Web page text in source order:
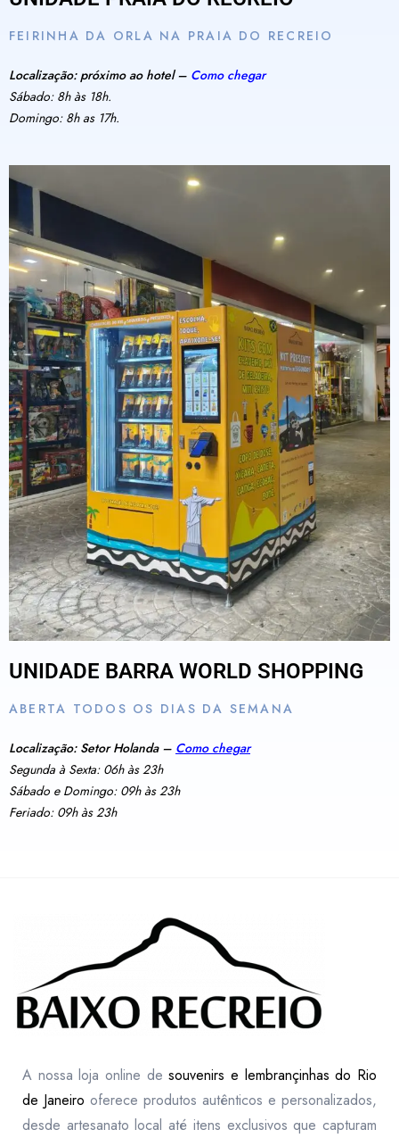
FEIRINHA DA ORLA NA PRAIA DO RECREIO
Localização: próximo ao hotel – Como chegar
Sábado: 8h às 18h.
Domingo: 8h as 17h.
UNIDADE BARRA WORLD SHOPPING
ABERTA TODOS OS DIAS DA SEMANA
Localização: Setor Holanda – Como chegar
Segunda à Sexta: 06h às 23h
Sábado e Domingo: 09h às 23h
Feriado: 09h às 23h
A nossa loja online desouvenirs e lembrançinhas do Rio
de Janeiro oferece produtos autênticos e personalizados,
desde artesanato local até itens exclusivos que capturam